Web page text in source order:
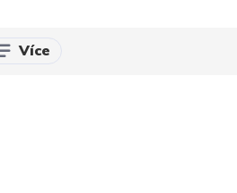
Více